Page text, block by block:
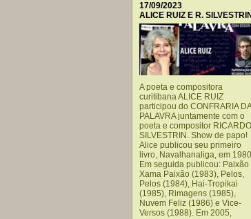
17/09/2023
ALICE RUIZ E R. SILVESTRIN
A poeta e compositora
curitibana ALICE RUIZ
participou do CONFRARIA DA
PALAVRA juntamente com o
poeta e compositor RICARDO
SILVESTRIN. Show de papo!
Alice publicou seu primeiro
livro, Navalhanaliga, em
Em seguida publicou: Paixão
Xama Paixão (1983), Pelos,
Pelos (1984), Hai-Tropikai
(1985), Rimagens (1985),
Nuvem Feliz (1986) e Vice-
Versos (1988). Em 2005,